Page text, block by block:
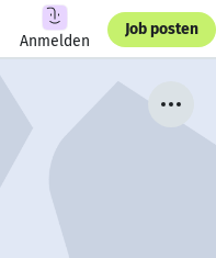
Anmelden
Job posten